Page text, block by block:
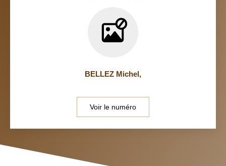
BELLEZ Michel,
Voir le numéro